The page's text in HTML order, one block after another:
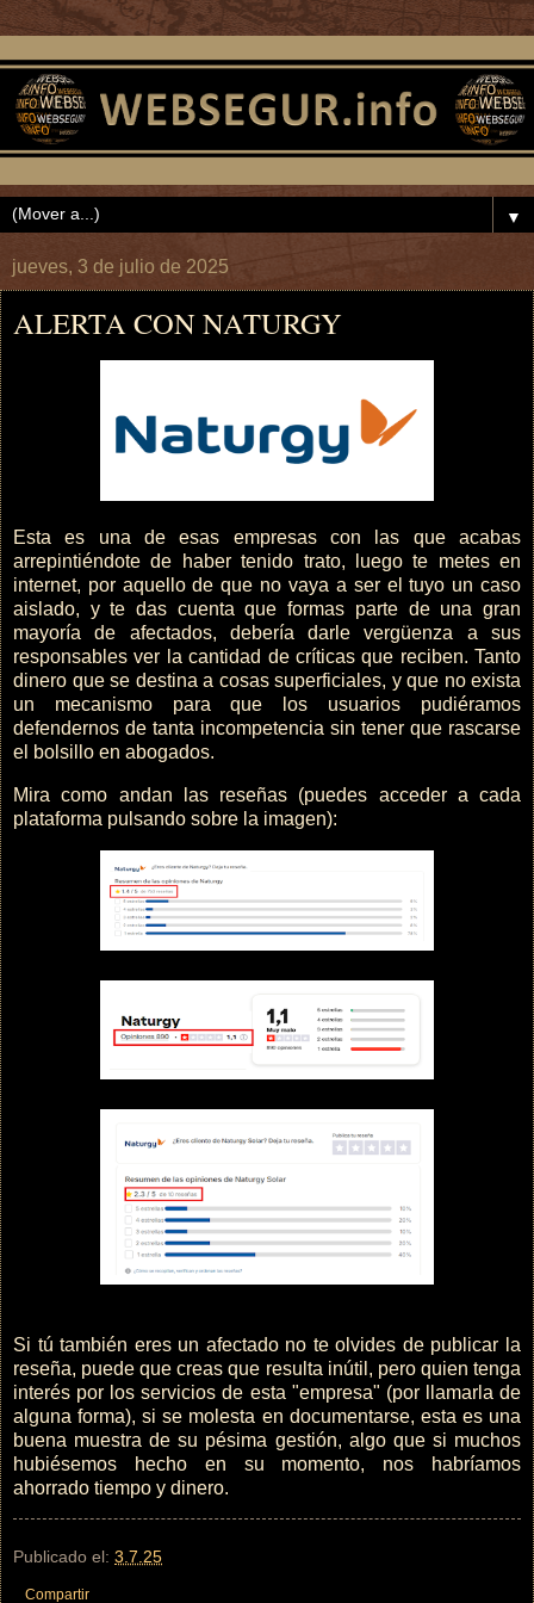
▼
jueves, 3 de julio de 2025
ALERTA CON NATURGY
Esta es una de esas empresas con las que acabas
arrepintiéndote de haber tenido trato, luego te metes en
internet, por aquello de que no vaya a ser el tuyo un caso
aislado, y te das cuenta que formas parte de una gran
mayoría de afectados, debería darle vergüenza a sus
responsables ver la cantidad de críticas que reciben. Tanto
dinero que se destina a cosas superficiales, y que no exista
un mecanismo para que los usuarios pudiéramos
defendernos de tanta incompetencia sin tener que rascarse
el bolsillo en abogados.
Mira como andan las reseñas (puedes acceder a cada
plataforma pulsando sobre la imagen):
Si tú también eres un afectado no te olvides de publicar la
reseña, puede que creas que resulta inútil, pero quien tenga
interés por los servicios de esta "empresa" (por llamarla de
alguna forma), si se molesta en documentarse, esta es una
buena muestra de su pésima gestión, algo que si muchos
hubiésemos hecho en su momento, nos habríamos
ahorrado tiempo y dinero.
Publicado el: 3.7.25
Compartir